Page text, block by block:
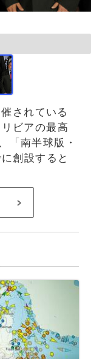
されている
ビアの最高
「南半球版・
創設すると
>